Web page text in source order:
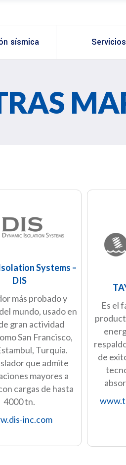
sísmica Servicios
Systems –
DIS
más probado y
mundo, usado en
gran actividad
San Francisco,
Turquía.
que admite
mayores a
cargas de hasta
4000 tn.
inc.com
Es el
de